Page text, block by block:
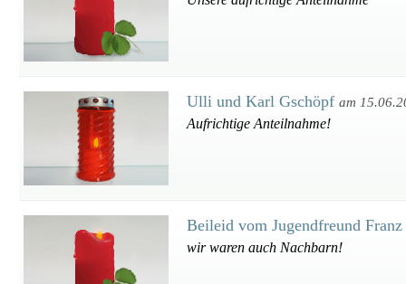
Ulli und Karl Gschöpf am
Aufrichtige Anteilnahme!
Beileid vom Jugendfreund
wir waren auch Nachbarn!